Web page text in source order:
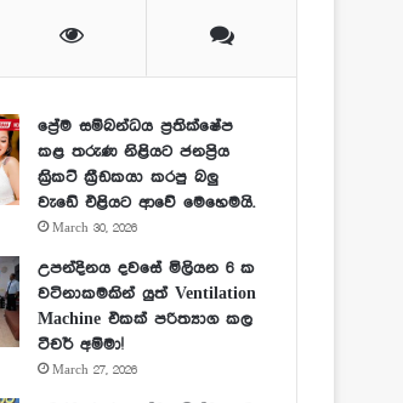
ප්‍රේම සම්බන්ධය ප්‍රතික්ෂේප
කළ තරුණ නිළියට ජනප්‍රිය
ක්‍රිකට් ක්‍රීඩකයා කරපු බලු
වැඩේ එළියට ආවේ මෙහෙමයි.
March 30, 2026
උපන්දිනය දවසේ මිලියන 6 ක
වටිනාකමකින් යුත් Ventilation
Machine එකක් පරිත්‍යාග කල
ටීචර් අම්මා!
March 27, 2026